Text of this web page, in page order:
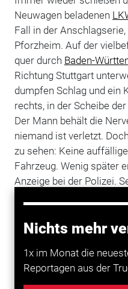
Nichts mehr
1x im Monat die
Reportagen aus der
Neuwagen beladenen
Fall in der
Pforzheim. Auf der
quer durch Baden-
Richtung Stuttgart
dumpfen Schlag und ein
rechts, in der Scheibe
Der Mann behält die
niemand ist verletzt.
zu sehen: Keine
Fahrzeug. Wenig später
Anzeige bei der Polizei.
Ermittlungen. Ohne
dünn. Außer dem
Beweise.
Seit Mitte 2008 werden
Transporter, die